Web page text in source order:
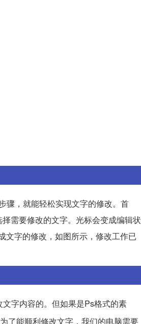
骤，就能轻松实现文字的修改。首
需要修改的文字。光标会变成编辑状
文字的修改，如图所示，修改工作已
字内容的。但如果是Ps格式的素
了能顺利修改文字，我们的电脑需要